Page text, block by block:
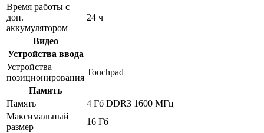
Время работы с
доп.
аккумулятором
24 ч
Видео
Устройства ввода
Устройства
позиционирования
Touchpad
Память
Память
4 Гб DDR3 1600 МГц
Максимальный
размер
16 Гб